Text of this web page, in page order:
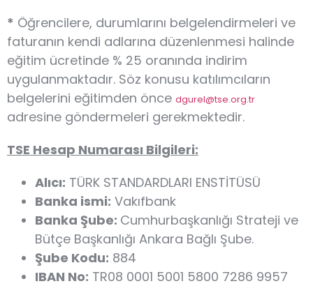
* Öğrencilere, durumlarını belgelendirmeleri ve
faturanın kendi adlarına düzenlenmesi halinde
eğitim ücretinde % 25 oranında indirim
uygulanmaktadır. Söz konusu katılımcıların
belgelerini eğitimden önce dgurel@tse.org.tr
adresine göndermeleri gerekmektedir.
TSE Hesap Numarası Bilgileri:
Alıcı: TÜRK STANDARDLARI ENSTİTÜSÜ
Banka ismi: Vakıfbank
Banka Şube: Cumhurbaşkanlığı Strateji ve
Bütçe Başkanlığı Ankara Bağlı Şube.
Şube Kodu: 884
IBAN No: TR08 0001 5001 5800 7286 9957